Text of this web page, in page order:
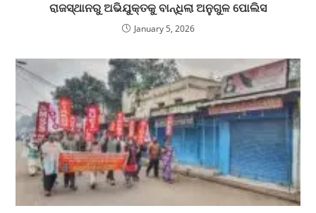
ରାଜସ୍ଥାନରୁ ଅଭିଯୁକ୍ତକୁ ବାନ୍ଧିଲା ଅନୁଗୁଳ ପୋଲିସ
January 5, 2026